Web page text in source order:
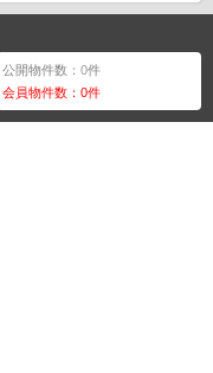
公開物件数：0件
会員物件数：0件